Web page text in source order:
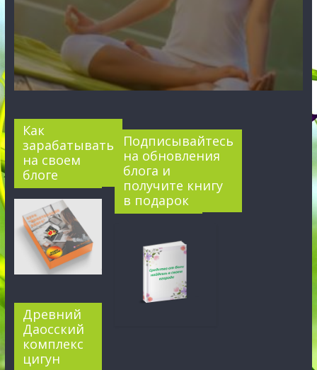
Как
зарабатывать
на своем
блоге
Древний
Даосский
комплекс
цигун
Подписывайтесь
на обновления
блога и
получите книгу
в подарок